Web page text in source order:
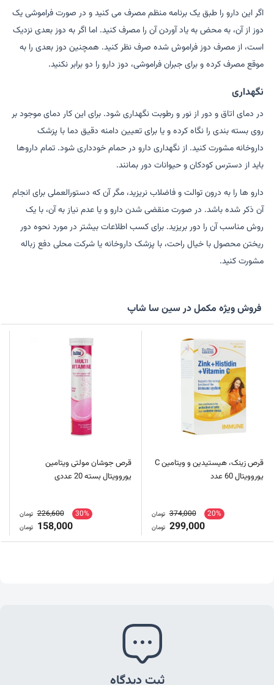
اگر این دارو را طبق یک برنامه منظم مصرف می کنید و در صورت فراموشی یک
دوز از آن، به محض به یاد آوردن آن را مصرف کنید. اما اگر به دوز بعدی نزدیک
است، از مصرف دوز فراموش شده صرف نظر کنید. همچنین دوز بعدی را به
موقع مصرف کرده و برای جبران فراموشی، دوز دارو را دو برابر نکنید.
نگهداری
در دمای اتاق و دور از نور و رطوبت نگهداری شود. برای این کار دمای موجود بر
روی بسته بندی را نگاه کرده و یا برای تعیین دامنه دقیق دما با پزشک
داروخانه مشورت کنید. از نگهداری دارو در حمام خودداری شود. تمام داروها
باید از دسترس کودکان و حیوانات دور بمانند.
دارو ها را به درون توالت و فاضلاب نریزید، مگر آن که دستورالعملی برای انجام
آن ذکر شده باشد. در صورت منقضی شدن دارو و یا عدم نیاز به آن، با یک
روش مناسب آن را دور بریزید. برای کسب اطلاعات بیشتر در مورد نحوه دور
ریختن محصول با خیال راحت، با پزشک داروخانه یا شرکت محلی دفع زباله
مشورت کنید.
فروش ویژه مکمل در سین سا شاپ
قرص زینک، هیستیدین و ویتامین C
یوروویتال 60 عدد
20%
374,000 تومان
299,000 تومان
قرص جوشان مولتی ویتامین
یوروویتال بسته 20 عددی
30%
226,600 تومان
158,000 تومان
ثبت دیدگاه